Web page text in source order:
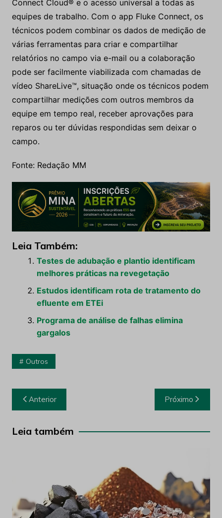
Connect Cloud® e o acesso universal a todas as
equipes de trabalho. Com o app Fluke Connect, os
técnicos podem combinar os dados de medição de
várias ferramentas para criar e compartilhar
relatórios no campo via e-mail ou a colaboração
pode ser facilmente viabilizada com chamadas de
vídeo ShareLive™, situação onde os técnicos podem
compartilhar medições com outros membros da
equipe em tempo real, receber aprovações para
reparos ou ter dúvidas respondidas sem deixar o
campo.
Fonte: Redação MM
Leia Também:
Testes de adubação e plantio identificam
melhores práticas na revegetação
Estudos identificam rota de tratamento do
efluente em ETEi
Programa de análise de falhas elimina
gargalos
Outros
Navegação
de
Post
Anterior Próximo
Leia também